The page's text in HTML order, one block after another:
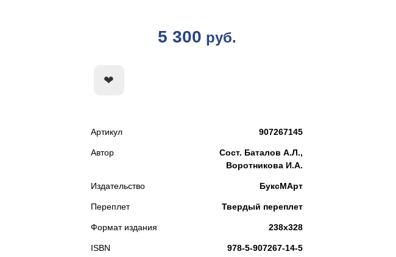
5 300 руб.
Артикул 907267145
Автор
Сост. Баталов А.Л.,
Воротникова И.А.
Издательство БуксМАрт
Переплет Твердый переплет
Формат издания 238х328
ISBN 978-5-907267-14-5